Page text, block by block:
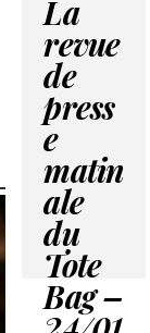
La
revue
de
press
e
matin
ale
du
Tote
Bag –